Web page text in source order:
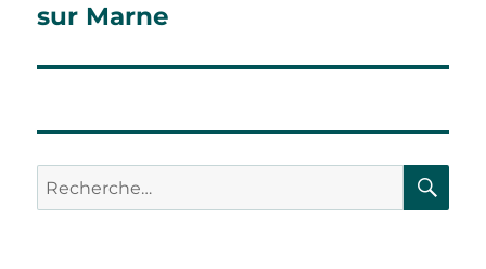
sur Marne
Recherche
pour :